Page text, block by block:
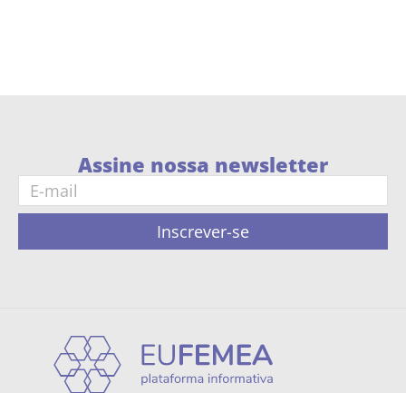
Assine nossa newsletter
Inscrever-se